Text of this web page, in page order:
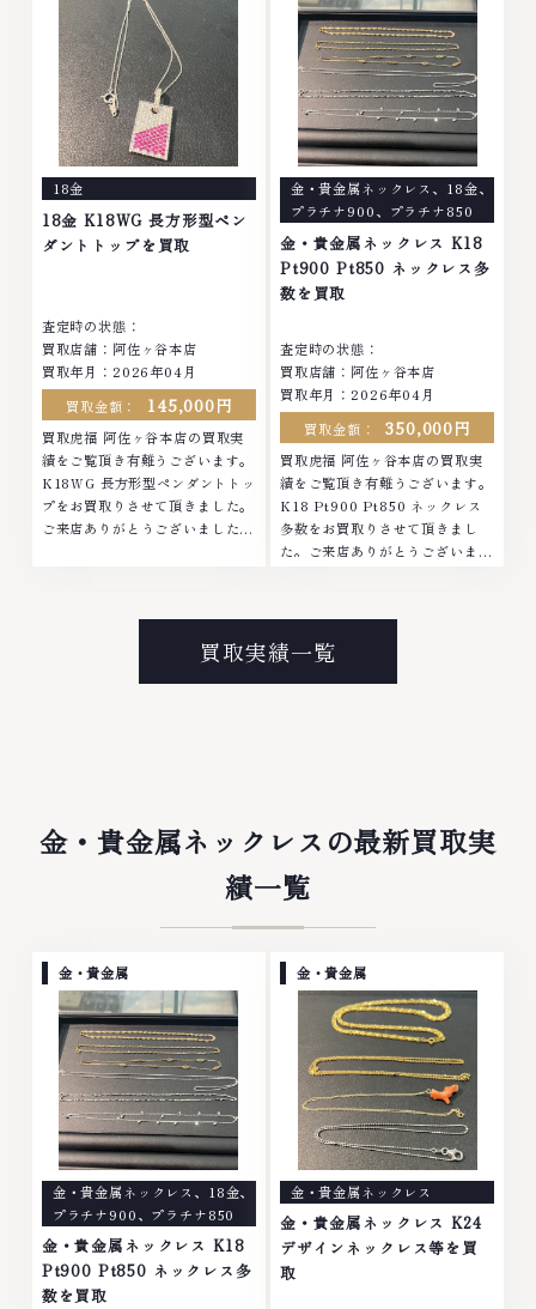
なら、お任せくださいなかでも
金・プラチナ等のアクセサリー・
貴金属・宝石・ダイヤモンド・ジ
ュエリーや ブランド品・時計等
は特に自信を持って、高額査定を
実現しております。 古くて使わ
なくなってしまったアクセサリ
ー、動かなくなってしまった腕時
計、多くのお品物の高価買取りを
実現しており、他店ではお値段の
付かなかったお品物でも、一点一
～19:00定休日: 年中無休
任せくださいなかでも金・プラチ
ナ等のアクセサリー・貴金属・宝
石・ダイヤモンド・ジュエリーや
ブランド品・時計等は特に自信を
持って、高額査定を実現しており
ます。 古くて使わなくなってし
まったアクセサリー、動かなくな
ってしまった腕時計、多くのお品
物の高価買取りを実現しており、
他店ではお値段の付かなかったお
品物でも、一点一点丁寧に無料で
査定します。お気軽にご連絡くだ
さい。TEL: 0120-959-764営
業時間: 10:00～19:00定休日: 年
18金
18金 K18WG 長方形型ペン
ダントトップを買取
査定時の状態：
買取店舗：阿佐ヶ谷本店
買取年月：2026年04月
買取金額：
145,000円
買取虎福 阿佐ヶ谷本店の買取実
績をご覧頂き有難うございます。
K18WG 長方形型ペンダントトッ
プをお買取りさせて頂きました。
ご来店ありがとうございました。
ら、お任せくださいなかでも金・
プラチナ等のアクセサリー・貴金
属・宝石・ダイヤモンド・ジュエ
リーや ブランド品・時計等は特
ており、他店ではお値段の付かな
かったお品物でも、一点一点丁寧
に無料で査定します。お気軽にご
金・貴金属ネックレス 、 18金、
プラチナ900、 プラチナ850
金・貴金属ネックレス K18
Pt900 Pt850 ネックレス多
数を買取
査定時の状態：
買取店舗：阿佐ヶ谷本店
買取年月：2026年04月
買取金額：
350,000円
買取虎福 阿佐ヶ谷本店の買取実
績をご覧頂き有難うございます。
K18 Pt900 Pt850 ネックレス
多数をお買取りさせて頂きまし
た。ご来店ありがとうございまし
ブランド衣類 お酒買取りのこと
なら、お任せくださいなかでも
金・プラチナ等のアクセサリー・
貴金属・宝石・ダイヤモンド・ジ
計、多くのお品物の高価買取りを
実現しており、他店ではお値段の
付かなかったお品物でも、一点一
点丁寧に無料で査定します。お気
～19:00定休日: 年中無休
買取実績一覧
金・貴金属ネックレスの最新買取実
績一覧
金・貴金属
金・貴金属ネックレス 、 18金、
プラチナ900、 プラチナ850
金・貴金属ネックレス K18
Pt900 Pt850 ネックレス多
数を買取
金・貴金属
金・貴金属ネックレス
金・貴金属ネックレス K24
デザインネックレス等を買
取